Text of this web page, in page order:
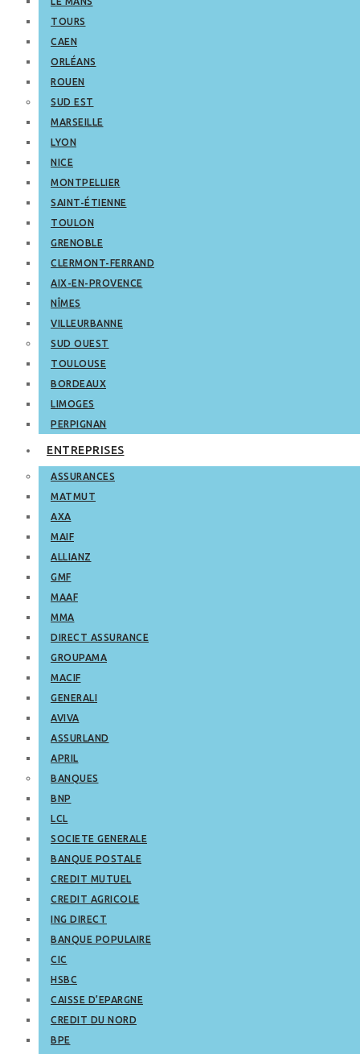
TOURS
CAEN
ORLÉANS
ROUEN
SUD EST
MARSEILLE
LYON
NICE
MONTPELLIER
SAINT-ÉTIENNE
TOULON
GRENOBLE
CLERMONT-FERRAND
AIX-EN-PROVENCE
NÎMES
VILLEURBANNE
SUD OUEST
TOULOUSE
BORDEAUX
LIMOGES
PERPIGNAN
ENTREPRISES
ASSURANCES
MATMUT
AXA
MAIF
ALLIANZ
GMF
MAAF
MMA
DIRECT ASSURANCE
GROUPAMA
MACIF
GENERALI
AVIVA
ASSURLAND
APRIL
BANQUES
BNP
LCL
SOCIETE GENERALE
BANQUE POSTALE
CREDIT MUTUEL
CREDIT AGRICOLE
ING DIRECT
BANQUE POPULAIRE
CIC
HSBC
CAISSE D’EPARGNE
CREDIT DU NORD
BPE